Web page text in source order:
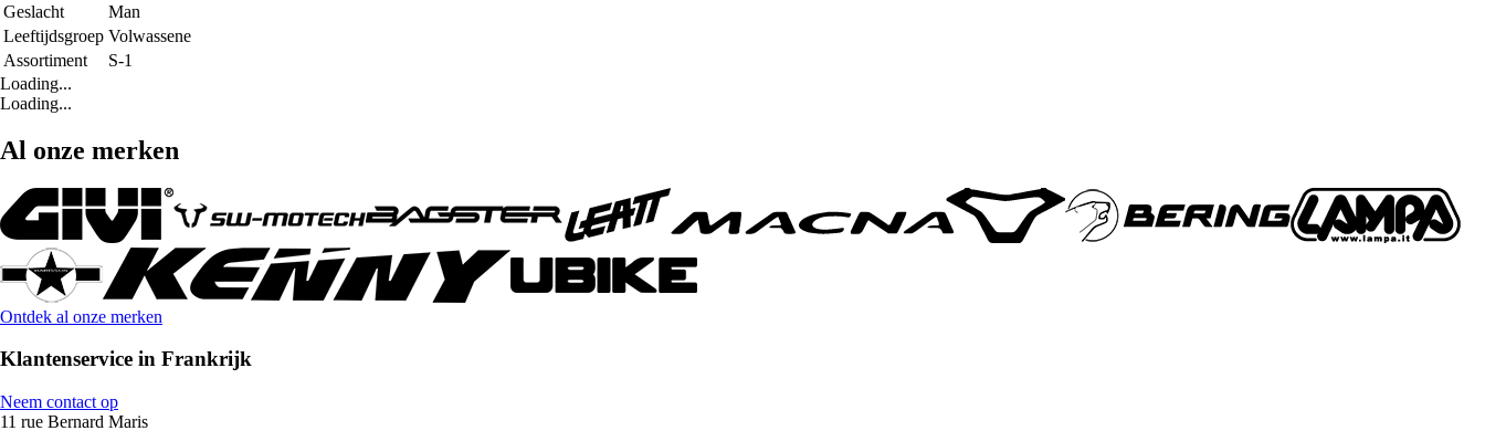
Geslacht
Man
Leeftijdsgroep Volwassene
Assortiment
S-1
Loading...
Loading...
Al onze merken
Ontdek al onze merken
Klantenservice in Frankrijk
Neem contact op
11 rue Bernard Maris